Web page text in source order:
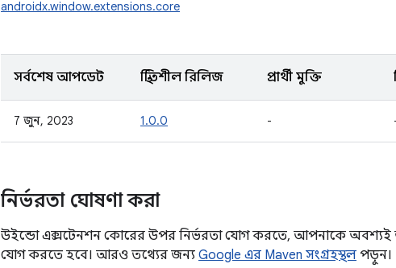
androidx.window.extensions.core
সর্বশেষ আপডেট স্থিতিশীল রিলিজ প্রার্থী মুক্তি
7 জুন, 2023 1.0.0 -
নির্ভরতা ঘোষণা করা
উইন্ডো এক্সটেনশন কোরের উপর নির্ভরতা যোগ করতে, আপনাকে অবশ্যই
যোগ করতে হবে। আরও তথ্যের জন্য Google এর Maven সংগ্রহস্থল পড়ুন।